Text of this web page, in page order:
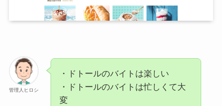
管理人ヒロシ
・ドトールのバイトは楽しい
・ドトールのバイトは忙しくて大
変